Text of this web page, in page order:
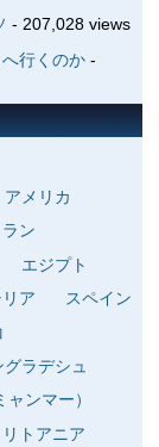
- 207,028 views
行くのか-
アメリカ
ン
エジプト
ア
スペイン
グラデシュ
ャンマー）
リトアニア